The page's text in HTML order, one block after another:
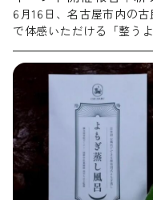
6月16日、名古屋市内の
で体感いただける「整う
会を開催しました。 監修
医学の“気・血・水”診断
の入り方をご体験いただ
ご参加くださった皆さま
より名古屋本山店での本
開にもどうぞご期待くだ